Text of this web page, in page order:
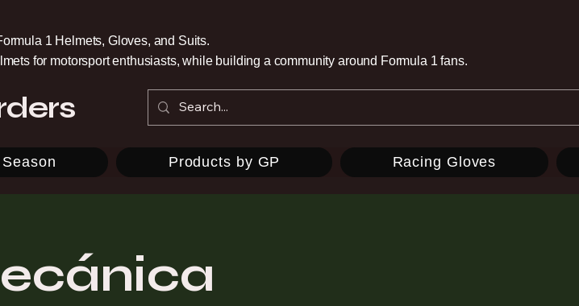
1 Helmets, Gloves, and Suits.
for motorsport enthusiasts, while building a community around Formula 1 fans.
Products by GP Racing Gloves